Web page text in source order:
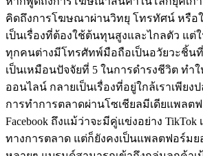
คิดถึงการโฆษณาผ่านวิทยุ โทรทัศน์ หรือ
เป็นเรื่องที่ต้องใช้ต้นทุนสูงและไกลตัว แต่
ทุกคนต่างมีโทรศัทพ์มือถือเป็นอวัยวะชิ้นที่
เป็นเหมือนปัจจัยที่ 5 ในการดำรงชีวิต ทำ
ออนไลน์ กลายเป็นเรื่องที่อยู่ใกล้เราเพียง
การทำการตลาดผ่านโซเชียลมีเดียแพลต
Facebook ถึงแม้ว่าจะมีคู่แข่งอย่าง TikTok
ทางการตลาด แต่ก็ยังคงเป็นแพลตฟอร์ม